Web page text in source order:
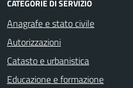
CATEGORIE DI SERVIZIO
Anagrafe e stato civile
Autorizzazioni
Catasto e urbanistica
Educazione e formazione